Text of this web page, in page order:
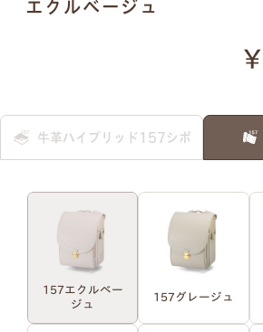
エクルベージュ
牛革ハイブリッド157シボ
157エクルベー
ジュ
157グレージュ
●書体は下記の明朝体と筆記体の2
●ご入力通りに印字します。大文字
違いないかご確認ください。